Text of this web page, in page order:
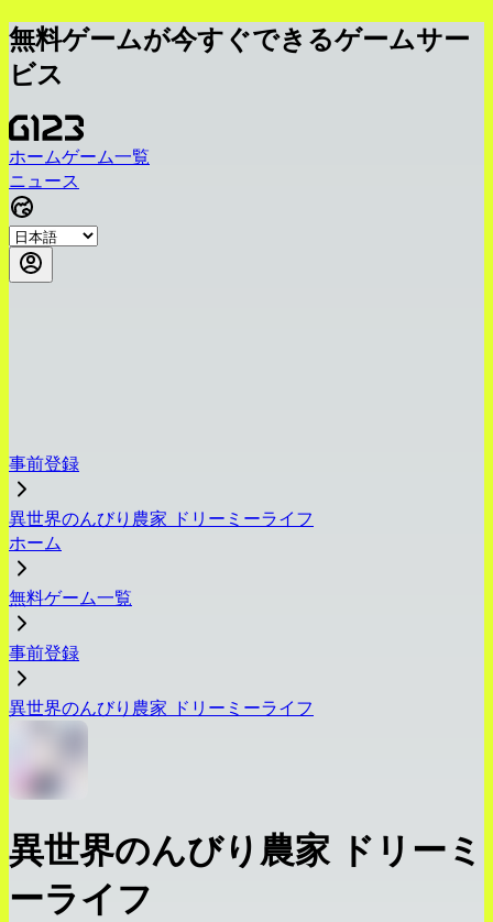
無料ゲームが今すぐできるゲームサー
ビス
ホームゲーム一覧
ニュース
事前登録
異世界のんびり農家 ドリーミーライフ
ホーム
無料ゲーム一覧
事前登録
異世界のんびり農家 ドリーミーライフ
異世界のんびり農家 ドリーミ
ーライフ